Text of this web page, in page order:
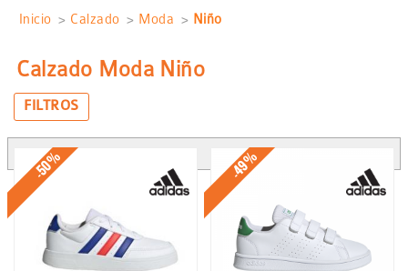
Sobrescribir
enlaces
de
ayuda
la
navegación
Inicio Calzado Moda Niño
Calzado Moda Niño
FILTROS
-50% -49%